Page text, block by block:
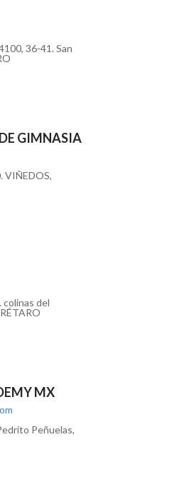
36-41. San
GIMNASIA
VIÑEDOS,
colinas del
MX
Peñuelas,